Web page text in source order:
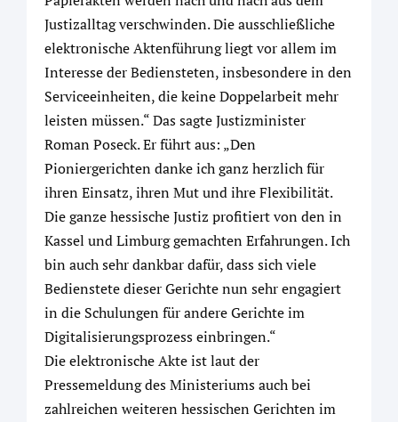
Justizalltag verschwinden. Die ausschließliche
elektronische Aktenführung liegt vor allem im
Interesse der Bediensteten, insbesondere in den
Serviceeinheiten, die keine Doppelarbeit mehr
leisten müssen.“ Das sagte Justizminister
Roman Poseck. Er führt aus: „Den
Pioniergerichten danke ich ganz herzlich für
ihren Einsatz, ihren Mut und ihre Flexibilität.
Die ganze hessische Justiz profitiert von den in
Kassel und Limburg gemachten Erfahrungen. Ich
bin auch sehr dankbar dafür, dass sich viele
Bedienstete dieser Gerichte nun sehr engagiert
in die Schulungen für andere Gerichte im
Digitalisierungsprozess einbringen.“
Die elektronische Akte ist laut der
Pressemeldung des Ministeriums auch bei
zahlreichen weiteren hessischen Gerichten im